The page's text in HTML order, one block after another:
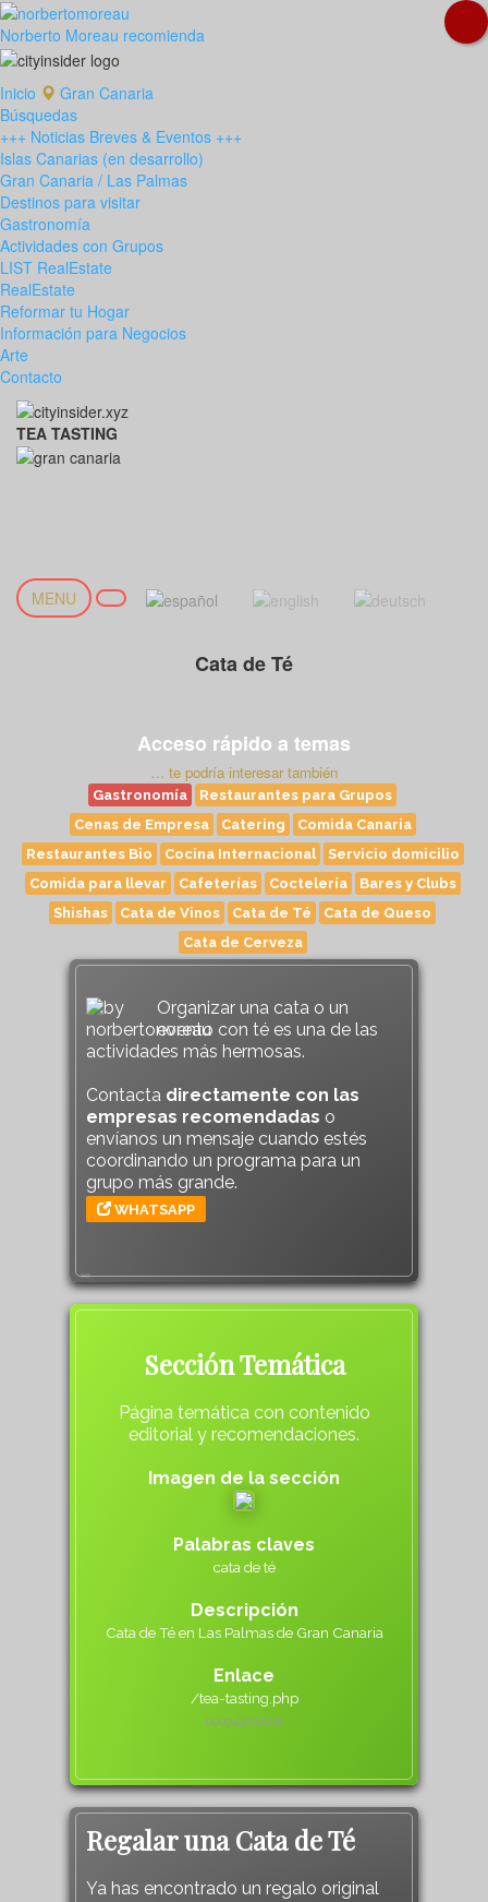
Norberto Moreau recomienda
Inicio
Gran Canaria
Búsquedas
+++ Noticias Breves & Eventos +++
Islas Canarias (en desarrollo)
Gran Canaria / Las Palmas
Destinos para visitar
Gastronomía
Actividades con Grupos
LIST RealEstate
RealEstate
Reformar tu Hogar
Información para Negocios
Arte
Contacto
TEA TASTING
MENU
Cata de Té
Acceso rápido a temas
… te podría interesar también
Gastronomía
Restaurantes para Grupos
Cenas de Empresa
Catering
Comida Canaria
Restaurantes Bio
Cocina Internacional
Servicio domicilio
Comida para llevar
Cafeterías Coctelería
Bares y Clubs
Shishas
Cata de Vinos Cata de Té
Cata de Queso
Cata de Cerveza
Organizar una cata o un
evento con té es una de las
actividades más hermosas.
Contacta directamente con las
empresas recomendadas o
envíanos un mensaje cuando estés
coordinando un programa para un
grupo más grande.
WHATSAPP
945
Sección Temática
Página temática con contenido
editorial y recomendaciones.
Imagen de la sección
Palabras claves
cata de té
Descripción
Cata de Té en Las Palmas de Gran Canaria
Enlace
/tea-tasting.php
000943000000
Regalar una Cata de Té
Ya has encontrado un regalo original